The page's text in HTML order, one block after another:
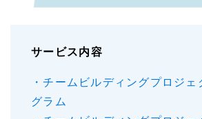
サービス内容
・チームビルディングプロジェ
グラム